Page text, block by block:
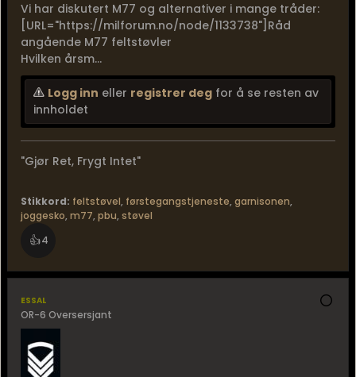
Vi har diskutert M77 og alternativer i mange tråder:
[URL="https://milforum.no/node/1133738"]Råd
angående M77 feltstøvler
Hvilken årsm...
Logg inn eller registrer deg for å se resten av
innholdet
"Gjør Ret, Frygt Intet"
Stikkord: feltstøvel, førstegangstjeneste, garnisonen,
joggesko, m77, pbu, støvel
👍4
essal
OR-6 Oversersjant